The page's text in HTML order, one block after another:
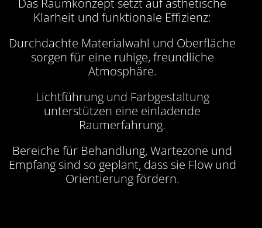
Klarheit und funktionale Effizienz:
Durchdachte Materialwahl und Oberfläche
sorgen für eine ruhige, freundliche
Atmosphäre.
Lichtführung und Farbgestaltung
unterstützen eine einladende
Raumerfahrung.
Bereiche für Behandlung, Wartezone und
Empfang sind so geplant, dass sie Flow und
Orientierung fördern.